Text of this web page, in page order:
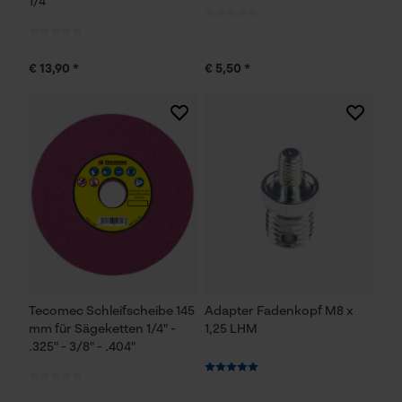
€ 13,90 * € 5,50 *
Tecomec Schleifscheibe 145
mm für Sägeketten 1/4" -
.325" - 3/8" - .404"
Adapter Fadenkopf M8 x
1,25 LHM
Mouseflow Web Analytics Tool
Fact-Finder Tracking
Funktionale Cookies
Personalisierte Startseite